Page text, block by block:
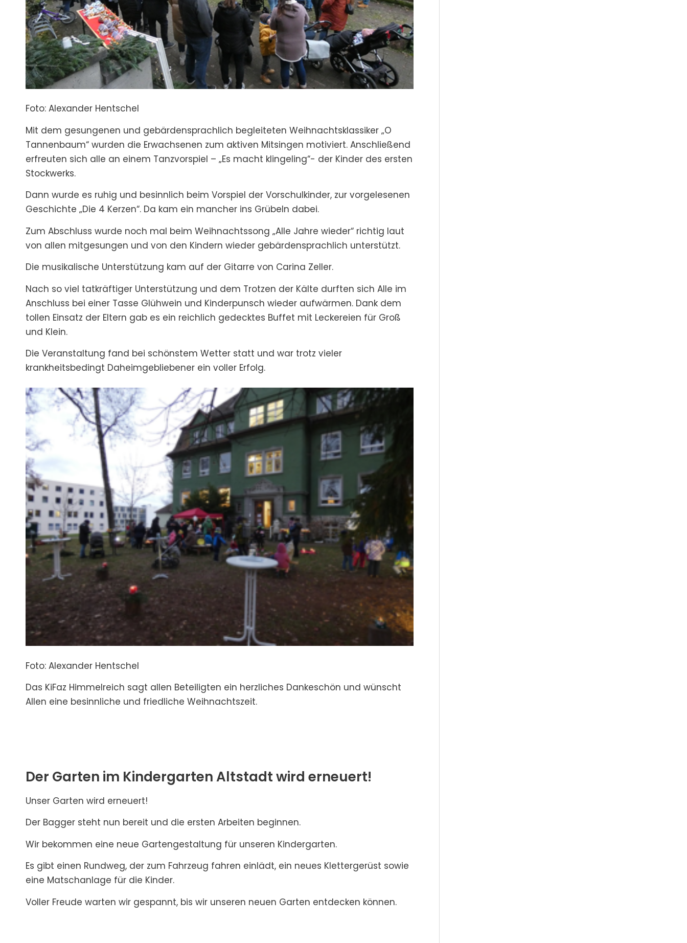
Foto: Alexander Hentschel
Mit dem gesungenen und gebärdensprachlich begleiteten Weihnachtsklassiker „O
Tannenbaum“ wurden die Erwachsenen zum aktiven Mitsingen motiviert. Anschließend
erfreuten sich alle an einem Tanzvorspiel – „Es macht klingeling“- der Kinder des ersten
Stockwerks.
Dann wurde es ruhig und besinnlich beim Vorspiel der Vorschulkinder, zur vorgelesenen
Geschichte „Die 4 Kerzen“. Da kam ein mancher ins Grübeln dabei.
Zum Abschluss wurde noch mal beim Weihnachtssong „Alle Jahre wieder“ richtig laut
von allen mitgesungen und von den Kindern wieder gebärdensprachlich unterstützt.
Die musikalische Unterstützung kam auf der Gitarre von Carina Zeller.
Nach so viel tatkräftiger Unterstützung und dem Trotzen der Kälte durften sich Alle im
Anschluss bei einer Tasse Glühwein und Kinderpunsch wieder aufwärmen. Dank dem
tollen Einsatz der Eltern gab es ein reichlich gedecktes Buffet mit Leckereien für Groß
und Klein.
Die Veranstaltung fand bei schönstem Wetter statt und war trotz vieler
krankheitsbedingt Daheimgebliebener ein voller Erfolg.
Foto: Alexander Hentschel
Das KiFaz Himmelreich sagt allen Beteiligten ein herzliches Dankeschön und wünscht
Allen eine besinnliche und friedliche Weihnachtszeit.
Der Garten im Kindergarten Altstadt wird erneuert!
Unser Garten wird erneuert!
Der Bagger steht nun bereit und die ersten Arbeiten beginnen.
Wir bekommen eine neue Gartengestaltung für unseren Kindergarten.
Es gibt einen Rundweg, der zum Fahrzeug fahren einlädt, ein neues Klettergerüst sowie
eine Matschanlage für die Kinder.
Voller Freude warten wir gespannt, bis wir unseren neuen Garten entdecken können.